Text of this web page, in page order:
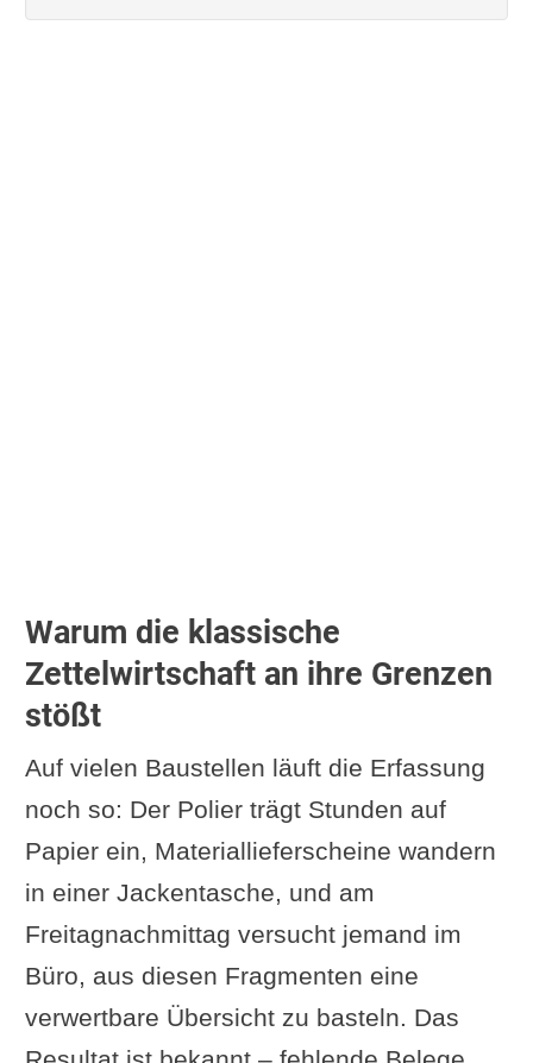
Warum die klassische
Zettelwirtschaft an ihre Grenzen
stößt
Auf vielen Baustellen läuft die Erfassung
noch so: Der Polier trägt Stunden auf
Papier ein, Materiallieferscheine wandern
in einer Jackentasche, und am
Freitagnachmittag versucht jemand im
Büro, aus diesen Fragmenten eine
verwertbare Übersicht zu basteln. Das